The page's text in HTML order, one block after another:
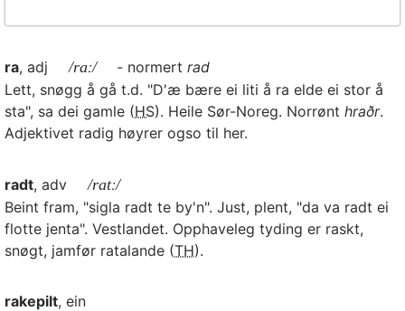
ra, adj /raː/ - normertrad
Lett, snøgg å gå t.d. "D'æ bære ei liti å ra elde ei stor å
sta", sa dei gamle (HS). Heile Sør-Noreg. Norrønt hraðr.
Adjektivet radig høyrer ogso til her.
radt, adv
/ratː/
Beint fram, "sigla radt te by'n". Just, plent, "da va radt ei
flotte jenta". Vestlandet. Opphaveleg tyding er raskt,
snøgt, jamfør ratalande (TH).
rakepilt, ein